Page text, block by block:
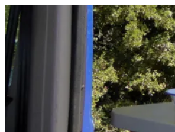
Zum
Inhalt
springen